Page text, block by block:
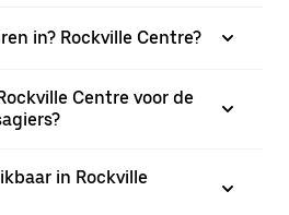
in? Rockville Centre?
Centre voor de
in Rockville